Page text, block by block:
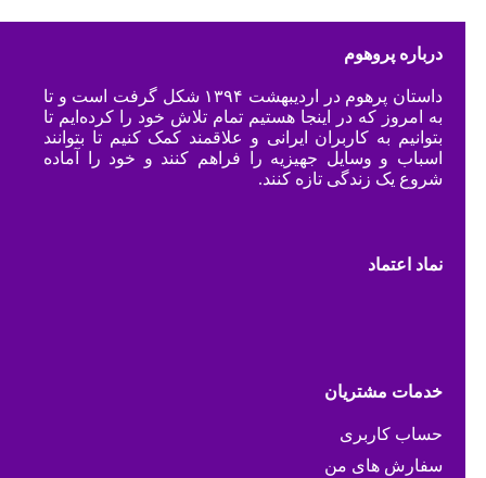
درباره پروهوم
داستان پرهوم در اردیبهشت ۱۳۹۴ شکل گرفت است و تا
به امروز که در اینجا هستیم تمام تلاش خود را کرده‌ایم تا
بتوانیم به کاربران ایرانی و علاقمند کمک کنیم تا بتوانند
اسباب و وسایل جهیزیه را فراهم کنند و خود را آماده
شروع یک زندگی تازه کنند.
نماد اعتماد
خدمات مشتریان
حساب کاربری
سفارش های من